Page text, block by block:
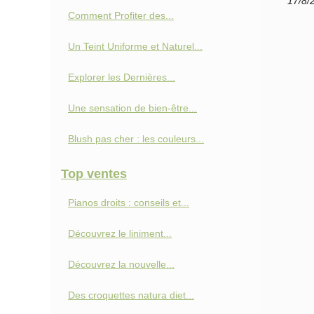
Comment Profiter des...
Un Teint Uniforme et Naturel...
Explorer les Dernières...
Une sensation de bien-être...
Blush pas cher : les couleurs...
Top ventes
Pianos droits : conseils et...
Découvrez le liniment...
Découvrez la nouvelle...
Des croquettes natura diet...